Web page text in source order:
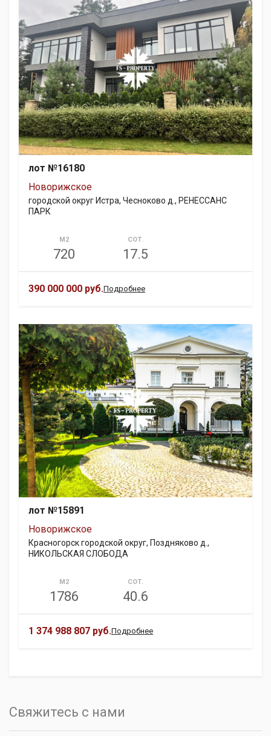
лот №16180
Новорижское
городской округ Истра, Чесноково д., РЕНЕССАНС
ПАРК
М2
720
СОТ.
17.5
390 000 000 руб.Подробнее
лот №15891
Новорижское
Красногорск городской округ, Поздняково д.,
НИКОЛЬСКАЯ СЛОБОДА
М2
1786
СОТ.
40.6
1 374 988 807 руб.Подробнее
Свяжитесь с нами